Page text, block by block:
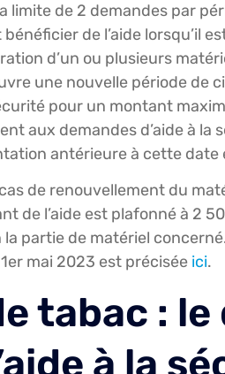
limite de 2 demandes par
de l’aide lorsqu’il
d’un ou plusieurs
une nouvelle période de
pour un montant
aux demandes d’aide à
antérieure à cette date
de renouvellement du
de l’aide est plafonné à 2
partie de matériel
mai 2023 est précisée ici.
tabac : le
à la